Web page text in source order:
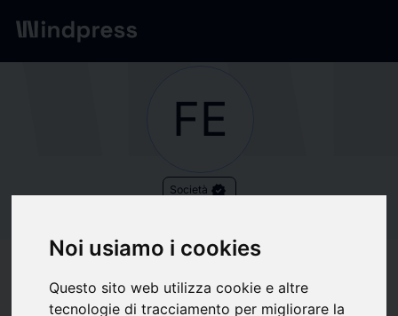
Noi usiamo i cookies
Questo sito web utilizza cookie e altre
tecnologie di tracciamento per migliorare la
Network/Società
FE
Società verified
FEDERACIÓN DE
SCOUTS-